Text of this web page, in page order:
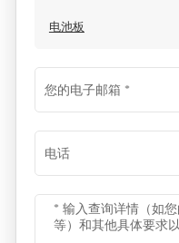
电池板